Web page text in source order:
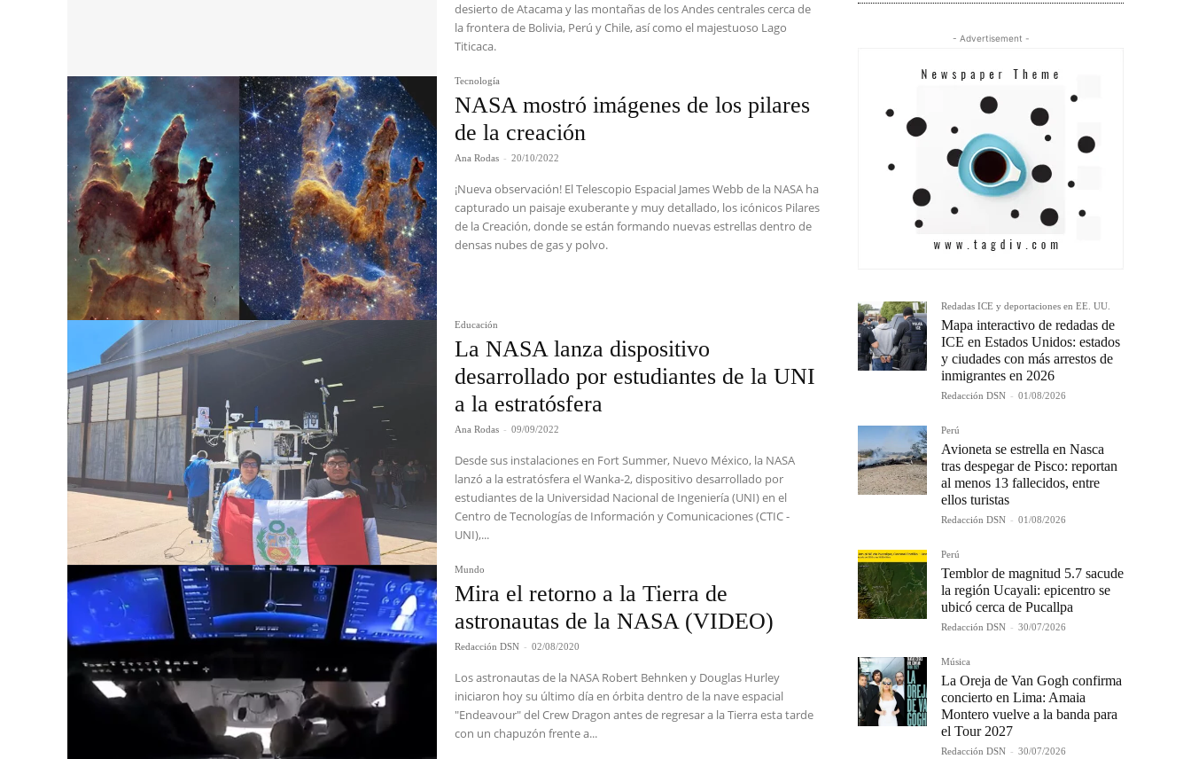
desierto de Atacama y las montañas de los Andes centrales cerca de
la frontera de Bolivia, Perú y Chile, así como el majestuoso Lago
Titicaca.
Tecnología
NASA mostró imágenes de los pilares
de la creación
Ana Rodas - 20/10/2022
¡Nueva observación! El Telescopio Espacial James Webb de la NASA ha
capturado un paisaje exuberante y muy detallado, los icónicos Pilares
de la Creación, donde se están formando nuevas estrellas dentro de
densas nubes de gas y polvo.
Educación
La NASA lanza dispositivo
desarrollado por estudiantes de la UNI
a la estratósfera
Ana Rodas - 09/09/2022
Desde sus instalaciones en Fort Summer, Nuevo México, la NASA
lanzó a la estratósfera el Wanka-2, dispositivo desarrollado por
estudiantes de la Universidad Nacional de Ingeniería (UNI) en el
Centro de Tecnologías de Información y Comunicaciones (CTIC -
UNI),...
Mundo
Mira el retorno a la Tierra de
astronautas de la NASA (VIDEO)
Redacción DSN - 02/08/2020
Los astronautas de la NASA Robert Behnken y Douglas Hurley
iniciaron hoy su último día en órbita dentro de la nave espacial
"Endeavour" del Crew Dragon antes de regresar a la Tierra esta tarde
con un chapuzón frente a...
- Advertisement -
Redadas ICE y deportaciones en EE. UU.
Mapa interactivo de redadas de
ICE en Estados Unidos: estados
y ciudades con más arrestos de
inmigrantes en 2026
Redacción DSN - 01/08/2026
Perú
Avioneta se estrella en Nasca
tras despegar de Pisco: reportan
al menos 13 fallecidos, entre
ellos turistas
Redacción DSN - 01/08/2026
Perú
Temblor de magnitud 5.7 sacude
la región Ucayali: epicentro se
ubicó cerca de Pucallpa
Redacción DSN - 30/07/2026
Música
La Oreja de Van Gogh confirma
concierto en Lima: Amaia
Montero vuelve a la banda para
el Tour 2027
Redacción DSN - 30/07/2026